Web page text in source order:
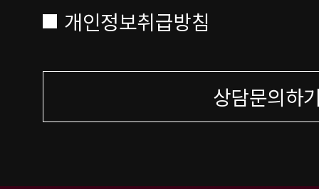
개인정보취급방침
상담문의하